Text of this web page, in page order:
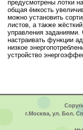
предусмотрены лотки
общая ёмкость
можно установить
листов, а также
управления
настраивать функции
низкое
устройство
г.Москва, ул. Бол.